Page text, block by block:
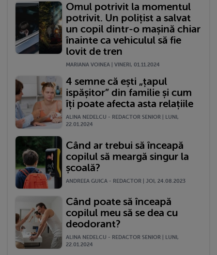
Omul potrivit la momentul
potrivit. Un polițist a salvat
un copil dintr-o mașină chiar
înainte ca vehiculul să fie
lovit de tren
MARIANA VOINEA | VINERI, 01.11.2024
4 semne că ești „țapul
ispășitor” din familie și cum
îți poate afecta asta relațiile
ALINA NEDELCU - REDACTOR SENIOR | LUNI,
22.01.2024
Când ar trebui să înceapă
copilul să meargă singur la
școală?
ANDREEA GUICA - REDACTOR | JOI, 24.08.2023
Când poate să înceapă
copilul meu să se dea cu
deodorant?
ALINA NEDELCU - REDACTOR SENIOR | LUNI,
22.01.2024